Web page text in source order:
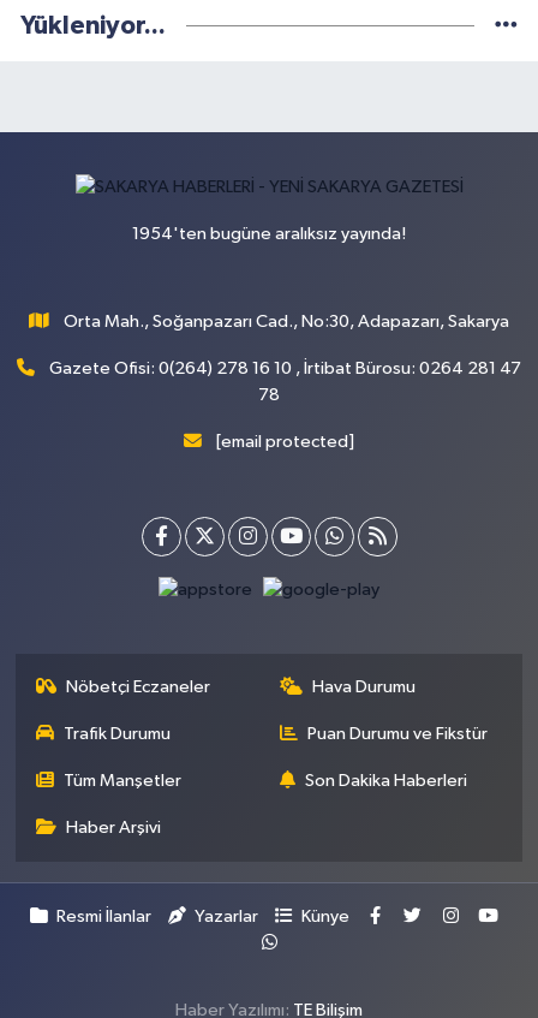
Yükleniyor...
1954'ten bugüne aralıksız yayında!
Orta Mah., Soğanpazarı Cad., No:30, Adapazarı, Sakarya
Gazete Ofisi: 0(264) 278 16 10 , İrtibat Bürosu: 0264 281 47
78
[email protected]
Nöbetçi Eczaneler Hava Durumu
Trafik Durumu Puan Durumu ve Fikstür
Tüm Manşetler Son Dakika Haberleri
Haber Arşivi
Resmi İlanlar Yazarlar Künye
Haber Yazılımı: TE Bilişim